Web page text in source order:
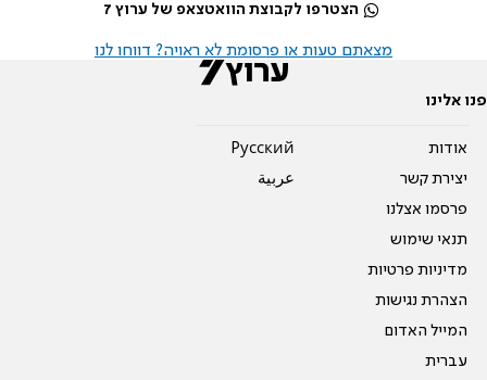
הצטרפו לקבוצת הוואטצאפ של ערוץ 7
מצאתם טעות או פרסומת לא ראויה? דווחו לנו
פנו אלינו
אודות
יצירת קשר
פרסמו אצלנו
תנאי שימוש
מדיניות פרטיות
הצהרת נגישות
המייל האדום
עברית
Pусский
عربية